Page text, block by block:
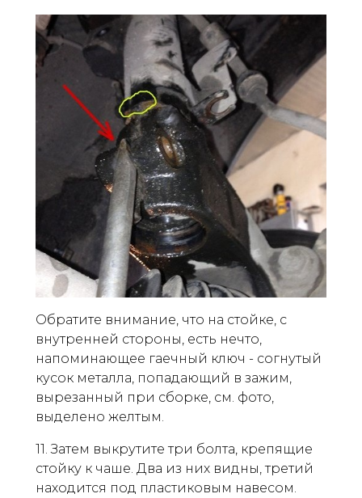
Обратите внимание, что на стойке, с
внутренней стороны, есть нечто,
напоминающее гаечный ключ - согнутый
кусок металла, попадающий в зажим,
вырезанный при сборке, см. фото,
выделено желтым.
11. Затем выкрутите три болта, крепящие
стойку к чаше. Два из них видны, третий
находится под пластиковым навесом.